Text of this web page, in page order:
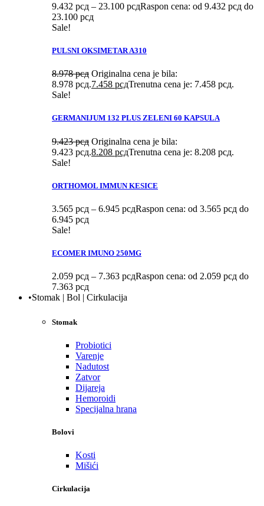
9.432 рсд – 23.100 рсдRaspon cena: od 9.432 рсд do
23.100 рсд
Sale!
PULSNI OKSIMETAR A310
8.978рсд Originalna cena je bila:
8.978 рсд.7.458 рсдTrenutna cena je: 7.458 рсд.
Sale!
GERMANIJUM 132 PLUS ZELENI 60 KAPSULA
9.423рсд Originalna cena je bila:
9.423 рсд.8.208 рсдTrenutna cena je: 8.208 рсд.
Sale!
ORTHOMOL IMMUN KESICE
3.565 рсд – 6.945 рсдRaspon cena: od 3.565 рсд do
6.945 рсд
Sale!
ECOMER IMUNO 250MG
2.059 рсд – 7.363 рсдRaspon cena: od 2.059 рсд do
7.363 рсд
•Stomak | Bol | Cirkulacija
Stomak
Probiotici
Varenje
Nadutost
Zatvor
Dijareja
Hemoroidi
Specijalna hrana
Bolovi
Kosti
Mišići
Cirkulacija